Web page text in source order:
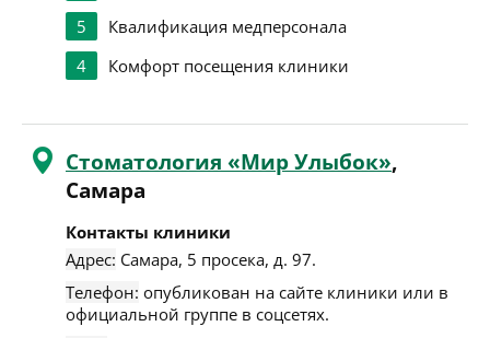
5
Квалификация медперсонала
4
Комфорт посещения клиники
Стоматология «Мир Улыбок»,
Самара
Контакты клиники
Адрес: Самара, 5 просека, д. 97.
Телефон: опубликован на сайте клиники или в
официальной группе в соцсетях.